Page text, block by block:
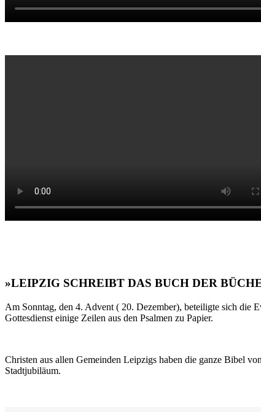
»LEIPZIG SCHREIBT DAS BUCH DER
Am Sonntag, den 4. Advent ( 20. Dezember), beteiligte sich die
Gottesdienst einige Zeilen aus den Psalmen zu Papier.
Christen aus allen Gemeinden Leipzigs haben die ganze Bibel
Stadtjubiläum.